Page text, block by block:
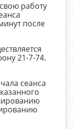
работу
после
21-7-74.
сеанса